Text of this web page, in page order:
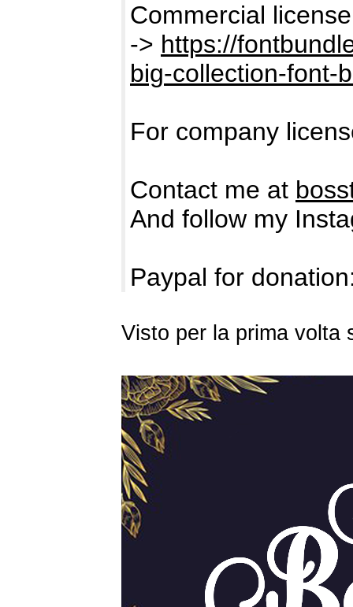
Commercial license
-> https://
big-collection-font-
For company
Contact me at
And follow my
Paypal for
Visto per la prima volta